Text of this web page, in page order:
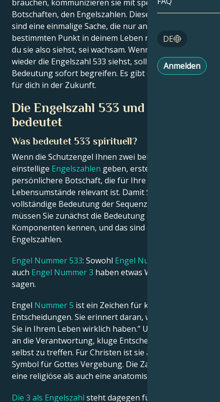
Schütze
Engelszahlen
DE
English
Anmelden
brauchen, kommunizieren sie mit speziellen
Botschaften, den Engelszahlen. Diese Botschaften
sind eine einmalige Sache, die nur an einem
bestimmten Punkt in deinem Leben richtig ist; wenn
du sie also siehst, sei wachsam. Wenn du immer
wieder die Engelszahl 533 siehst, solltest du ihre
Bedeutung sofort begreifen. Es gibt etwas Großes
für dich in der Zukunft.
Die Engelszahl 533 und was sie
bedeutet
Was bedeutet 533 spirituell?
Wenn die Schutzengel Ihnen zwei beliebige
einstellige Engelszahlen geben, erstellen sie eine
persönlichere Botschaft, die für Ihre
Lebensumstände relevant ist. Damit Sie die
vollständige Bedeutung der Sequenz kennen,
müssen Sie zunächst die Bedeutung der einzelnen
Komponenten kennen, und das sind die
Engelszahlen.
Engel Nummer 533: Sowohl Engel Nummer 5
auch Engel Nummer 3 haben etwas Wichtiges zu
sagen.
Engel Nummer 5 ist ein Zeichen für konstruktive
Entscheidungen. Sie erinnert daran, wie viel Freiheit
Sie in Ihrem Leben wirklich haben.” Und damit auch
an die Verantwortung, kluge Entscheidungen für sich
selbst zu treffen. Für Christen ist sie außerdem ein
Symbol für Gottes Vergebung. Die Zahl
eine religiöse als auch eine anatomische Bedeutung.
Die 3 als Engelszahl steht dagegen für